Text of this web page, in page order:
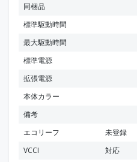
同梱品
標準駆動時間
最大駆動時間
標準電源
拡張電源
本体カラー
備考
エコリーフ
未登録
VCCI
対応